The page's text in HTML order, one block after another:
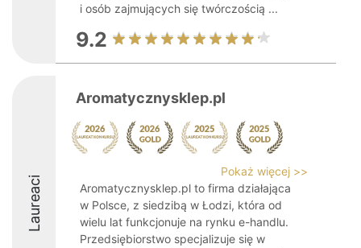
i osób zajmujących się twórczością ...
9.2
Laureaci
Aromatycznysklep.pl
Pokaż więcej >>
Aromatycznysklep.pl to firma działająca
w Polsce, z siedzibą w Łodzi, która od
wielu lat funkcjonuje na rynku e-handlu.
Przedsiębiorstwo specjalizuje się w